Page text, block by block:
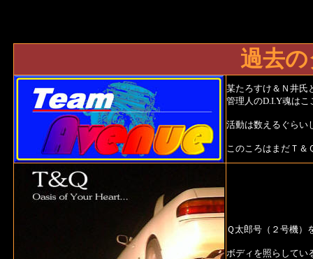
過去
某たろすけ＆Ｎ井
管理人のD.I.Y魂はこ
活動は数えるぐらい
このころはまだＴ＆
Ｑ太郎号（２号機）
ボディを照らしてい